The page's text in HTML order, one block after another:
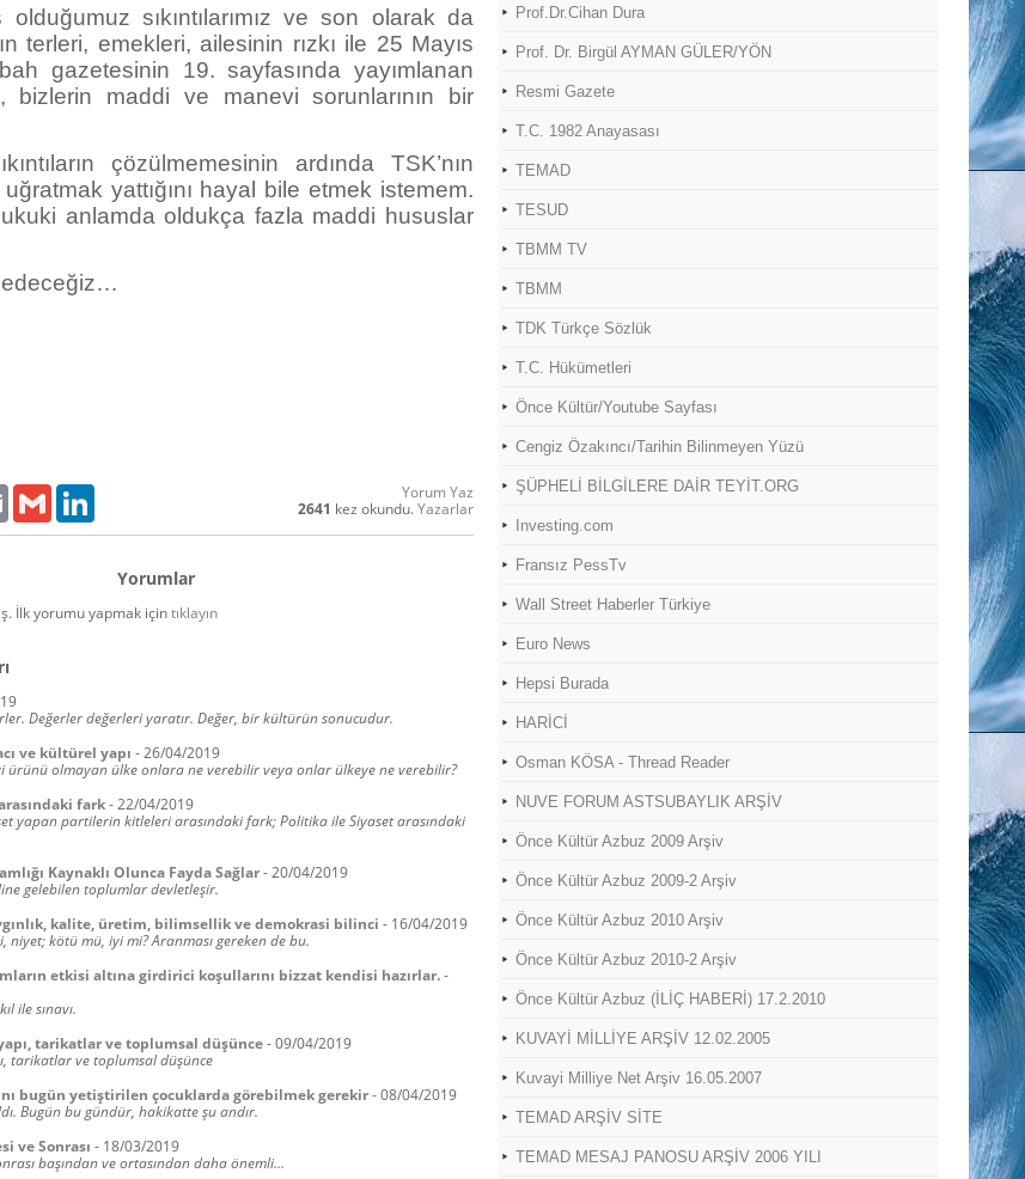
olduğumuz sıkıntılarımız ve son olarak da
terleri, emekleri, ailesinin rızkı ile 25 Mayıs
gazetesinin 19. sayfasında yayımlanan
bizlerin maddi ve manevi sorunlarının bir
çözülmemesinin ardında TSK’nın
yattığını hayal bile etmek istemem.
anlamda oldukça fazla maddi hususlar
edeceğiz…
Email Gmail
Yorum Yaz
2641 kez okundu.Yazarlar
Yorumlar
İlk yorumu yapmak içintıklayın
Değerler değerleri yaratır. Değer, bir kültürün sonucudur.
ve kültürel yapı -26/04/2019
ürünü olmayan ülke onlara ne verebilir veya onlar ülkeye ne verebilir?
fark-22/04/2019
yapan partilerin kitleleri arasındaki fark; Politika ile Siyaset arasındaki
Kaynaklı Olunca Fayda Sağlar-20/04/2019
gelebilen toplumlar devletleşir.
kalite, üretim, bilimsellik ve demokrasi bilinci - 16/04/2019
niyet; kötü mü, iyi mi? Aranması gereken de bu.
etkisi altına girdirici koşullarını bizzat kendisi hazırlar.-
ile sınavı.
tarikatlar ve toplumsal düşünce-09/04/2019
tarikatlar ve toplumsal düşünce
bugün yetiştirilen çocuklarda görebilmek gerekir-08/04/2019
Bugün bu gündür, hakikatte şu andır.
ve Sonrası - 18/03/2019
başından ve ortasından daha önemli…
Prof.Dr.Cihan Dura
Prof. Dr. Birgül AYMAN GÜLER/YÖN
Resmi Gazete
T.C. 1982 Anayasası
TEMAD
TESUD
TBMM TV
TBMM
TDK Türkçe Sözlük
T.C. Hükümetleri
Önce Kültür/Youtube Sayfası
Cengiz Özakıncı/Tarihin Bilinmeyen Yüzü
ŞÜPHELİ BİLGİLERE DAİR TEYİT.ORG
Investing.com
Fransız PessTv
Wall Street Haberler Türkiye
Euro News
Hepsi Burada
HARİCİ
Osman KÖSA - Thread Reader
NUVE FORUM ASTSUBAYLIK ARŞİV
Önce Kültür Azbuz 2009 Arşiv
Önce Kültür Azbuz 2009-2 Arşiv
Önce Kültür Azbuz 2010 Arşiv
Önce Kültür Azbuz 2010-2 Arşiv
Önce Kültür Azbuz (İLİÇ HABERİ) 17.2.2010
KUVAYİ MİLLİYE ARŞİV 12.02.2005
Kuvayi Milliye Net Arşiv 16.05.2007
TEMAD ARŞİV SİTE
TEMAD MESAJ PANOSU ARŞİV 2006 YILI